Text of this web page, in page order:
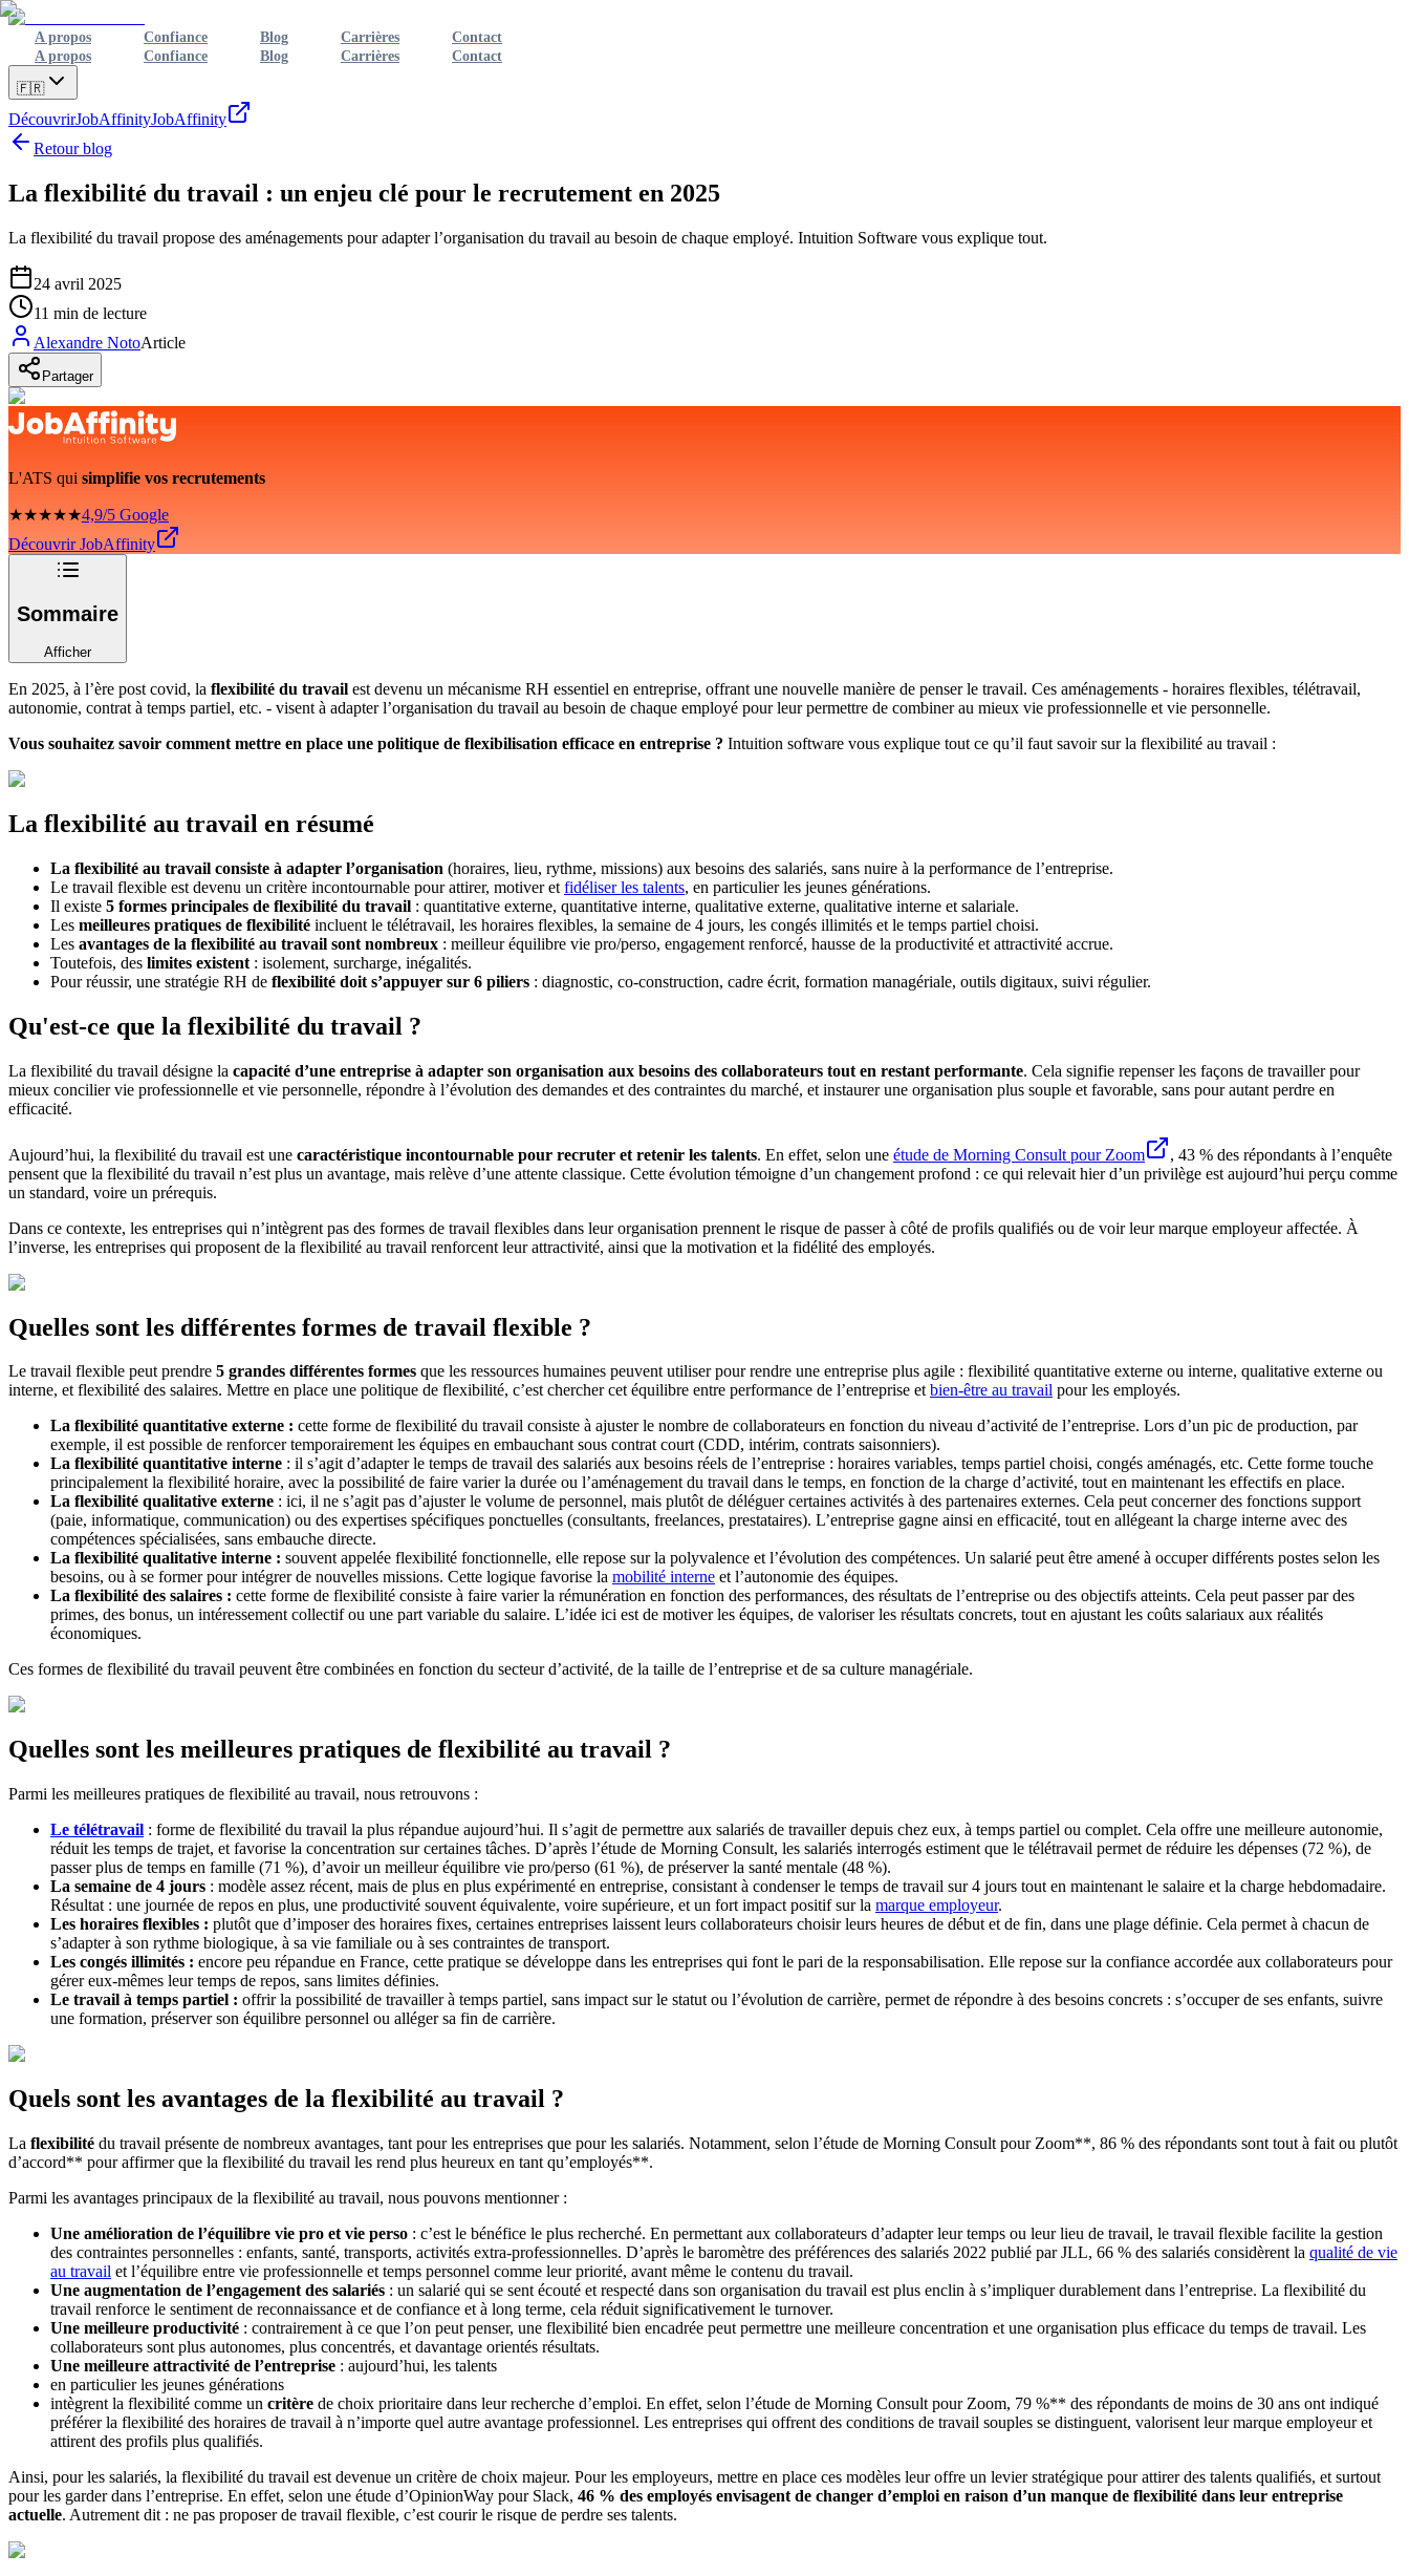
A propos Confiance Blog Carrières
Contact
A propos
Confiance Blog Carrières Contact
🇫🇷
DécouvrirJobAffinityJobAffinity
Retour blog
La flexibilité du travail : un enjeu clé pour le recrutement en 2025
La flexibilité du travail propose des aménagements pour adapter l’organisation du travail au besoin de chaque employé. Intuition Software vous explique tout.
24 avril 2025
11 min de lecture
Alexandre NotoArticle
Partager
L'ATS qui simplifie vos recrutements
★★★★★4,9/5 Google
Découvrir JobAffinity
Sommaire
Afficher
En 2025, à l’ère post covid, la flexibilité du travail est devenu un mécanisme RH essentiel en entreprise, offrant une nouvelle manière de penser le travail. Ces aménagements - horaires flexibles, télétravail,
autonomie, contrat à temps partiel, etc. - visent à adapter l’organisation du travail au besoin de chaque employé pour leur permettre de combiner au mieux vie professionnelle et vie personnelle.
Vous souhaitez savoir comment mettre en place une politique de flexibilisation efficace en entreprise ? Intuition software vous explique tout ce qu’il faut savoir sur la flexibilité au travail :
La flexibilité au travail en résumé
La flexibilité au travail consiste à adapter l’organisation (horaires, lieu, rythme, missions) aux besoins des salariés, sans nuire à la performance de l’entreprise.
Le travail flexible est devenu un critère incontournable pour attirer, motiver et fidéliser les talents, en particulier les jeunes générations.
Il existe 5 formes principales de flexibilité du travail : quantitative externe, quantitative interne, qualitative externe, qualitative interne et salariale.
Les meilleures pratiques de flexibilité incluent le télétravail, les horaires flexibles, la semaine de 4 jours, les congés illimités et le temps partiel choisi.
Les avantages de la flexibilité au travail sont nombreux : meilleur équilibre vie pro/perso, engagement renforcé, hausse de la productivité et attractivité accrue.
Toutefois, des limites existent : isolement, surcharge, inégalités.
Pour réussir, une stratégie RH de flexibilité doit s’appuyer sur 6 piliers : diagnostic, co-construction, cadre écrit, formation managériale, outils digitaux, suivi régulier.
Qu'est-ce que la flexibilité du travail ?
La flexibilité du travail désigne la capacité d’une entreprise à adapter son organisation aux besoins des collaborateurs tout en restant performante. Cela signifie repenser les façons de travailler pour
mieux concilier vie professionnelle et vie personnelle, répondre à l’évolution des demandes et des contraintes du marché, et instaurer une organisation plus souple et favorable, sans pour autant perdre en
efficacité.
Aujourd’hui, la flexibilité du travail est une caractéristique incontournable pour recruter et retenir les talents. En effet, selon une étude de Morning Consult pour Zoom
, 43 % des répondants à l’enquête
pensent que la flexibilité du travail n’est plus un avantage, mais relève d’une attente classique. Cette évolution témoigne d’un changement profond : ce qui relevait hier d’un privilège est aujourd’hui perçu comme
un standard, voire un prérequis.
Dans ce contexte, les entreprises qui n’intègrent pas des formes de travail flexibles dans leur organisation prennent le risque de passer à côté de profils qualifiés ou de voir leur marque employeur affectée. À
l’inverse, les entreprises qui proposent de la flexibilité au travail renforcent leur attractivité, ainsi que la motivation et la fidélité des employés.
Quelles sont les différentes formes de travail flexible ?
Le travail flexible peut prendre 5 grandes différentes formes que les ressources humaines peuvent utiliser pour rendre une entreprise plus agile : flexibilité quantitative externe ou interne, qualitative externe ou
interne, et flexibilité des salaires. Mettre en place une politique de flexibilité, c’est chercher cet équilibre entre performance de l’entreprise etbien-être au travail pour les employés.
La flexibilité quantitative externe : cette forme de flexibilité du travail consiste à ajuster le nombre de collaborateurs en fonction du niveau d’activité de l’entreprise. Lors d’un pic de production, par
exemple, il est possible de renforcer temporairement les équipes en embauchant sous contrat court (CDD, intérim, contrats saisonniers).
La flexibilité quantitative interne : il s’agit d’adapter le temps de travail des salariés aux besoins réels de l’entreprise : horaires variables, temps partiel choisi, congés aménagés, etc. Cette forme touche
principalement la flexibilité horaire, avec la possibilité de faire varier la durée ou l’aménagement du travail dans le temps, en fonction de la charge d’activité, tout en maintenant les effectifs en place.
La flexibilité qualitative externe : ici, il ne s’agit pas d’ajuster le volume de personnel, mais plutôt de déléguer certaines activités à des partenaires externes. Cela peut concerner des fonctions support
(paie, informatique, communication) ou des expertises spécifiques ponctuelles (consultants, freelances, prestataires). L’entreprise gagne ainsi en efficacité, tout en allégeant la charge interne avec des
compétences spécialisées, sans embauche directe.
La flexibilité qualitative interne : souvent appelée flexibilité fonctionnelle, elle repose sur la polyvalence et l’évolution des compétences. Un salarié peut être amené à occuper différents postes selon les
besoins, ou à se former pour intégrer de nouvelles missions. Cette logique favorise la mobilité interne et l’autonomie des équipes.
La flexibilité des salaires : cette forme de flexibilité consiste à faire varier la rémunération en fonction des performances, des résultats de l’entreprise ou des objectifs atteints. Cela peut passer par des
primes, des bonus, un intéressement collectif ou une part variable du salaire. L’idée ici est de motiver les équipes, de valoriser les résultats concrets, tout en ajustant les coûts salariaux aux réalités
économiques.
Ces formes de flexibilité du travail peuvent être combinées en fonction du secteur d’activité, de la taille de l’entreprise et de sa culture managériale.
Quelles sont les meilleures pratiques de flexibilité au travail ?
Parmi les meilleures pratiques de flexibilité au travail, nous retrouvons :
Le télétravail : forme de flexibilité du travail la plus répandue aujourd’hui. Il s’agit de permettre aux salariés de travailler depuis chez eux, à temps partiel ou complet. Cela offre une meilleure autonomie,
réduit les temps de trajet, et favorise la concentration sur certaines tâches. D’après l’étude de Morning Consult, les salariés interrogés estiment que le télétravail permet de réduire les dépenses (72 %), de
passer plus de temps en famille (71 %), d’avoir un meilleur équilibre vie pro/perso (61 %), de préserver la santé mentale (48 %).
La semaine de 4 jours : modèle assez récent, mais de plus en plus expérimenté en entreprise, consistant à condenser le temps de travail sur 4 jours tout en maintenant le salaire et la charge hebdomadaire.
Résultat : une journée de repos en plus, une productivité souvent équivalente, voire supérieure, et un fort impact positif sur la marque employeur.
Les horaires flexibles : plutôt que d’imposer des horaires fixes, certaines entreprises laissent leurs collaborateurs choisir leurs heures de début et de fin, dans une plage définie. Cela permet à chacun de
s’adapter à son rythme biologique, à sa vie familiale ou à ses contraintes de transport.
Les congés illimités : encore peu répandue en France, cette pratique se développe dans les entreprises qui font le pari de la responsabilisation. Elle repose sur la confiance accordée aux collaborateurs pour
gérer eux-mêmes leur temps de repos, sans limites définies.
Le travail à temps partiel : offrir la possibilité de travailler à temps partiel, sans impact sur le statut ou l’évolution de carrière, permet de répondre à des besoins concrets : s’occuper de ses enfants, suivre
une formation, préserver son équilibre personnel ou alléger sa fin de carrière.
Quels sont les avantages de la flexibilité au travail ?
La flexibilité du travail présente de nombreux avantages, tant pour les entreprises que pour les salariés. Notamment, selon l’étude de Morning Consult pour Zoom**, 86 % des répondants sont tout à fait ou plutôt
d’accord** pour affirmer que la flexibilité du travail les rend plus heureux en tant qu’employés**.
Parmi les avantages principaux de la flexibilité au travail, nous pouvons mentionner :
Une amélioration de l’équilibre vie pro et vie perso : c’est le bénéfice le plus recherché. En permettant aux collaborateurs d’adapter leur temps ou leur lieu de travail, le travail flexible facilite la gestion
des contraintes personnelles : enfants, santé, transports, activités extra-professionnelles. D’après le baromètre des préférences des salariés 2022 publié par JLL, 66 % des salariés considèrent la qualité de vie
au travail et l’équilibre entre vie professionnelle et temps personnel comme leur priorité, avant même le contenu du travail.
Une augmentation de l’engagement des salariés : un salarié qui se sent écouté et respecté dans son organisation du travail est plus enclin à s’impliquer durablement dans l’entreprise. La flexibilité du
travail renforce le sentiment de reconnaissance et de confiance et à long terme, cela réduit significativement le turnover.
Une meilleure productivité : contrairement à ce que l’on peut penser, une flexibilité bien encadrée peut permettre une meilleure concentration et une organisation plus efficace du temps de travail. Les
collaborateurs sont plus autonomes, plus concentrés, et davantage orientés résultats.
Une meilleure attractivité de l’entreprise : aujourd’hui, les talents
en particulier les jeunes générations
intègrent la flexibilité comme un critère de choix prioritaire dans leur recherche d’emploi. En effet, selon l’étude de Morning Consult pour Zoom, 79 %** des répondants de moins de 30 ans ont indiqué
préférer la flexibilité des horaires de travail à n’importe quel autre avantage professionnel. Les entreprises qui offrent des conditions de travail souples se distinguent, valorisent leur marque employeur et
attirent des profils plus qualifiés.
Ainsi, pour les salariés, la flexibilité du travail est devenue un critère de choix majeur. Pour les employeurs, mettre en place ces modèles leur offre un levier stratégique pour attirer des talents qualifiés, et surtout
pour les garder dans l’entreprise. En effet, selon une étude d’OpinionWay pour Slack, 46 % des employés envisagent de changer d’emploi en raison d’un manque de flexibilité dans leur entreprise
actuelle. Autrement dit : ne pas proposer de travail flexible, c’est courir le risque de perdre ses talents.